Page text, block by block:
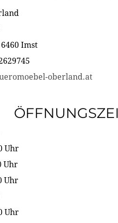
Imst
oberland.at
Uhr
Uhr
Uhr
Uhr